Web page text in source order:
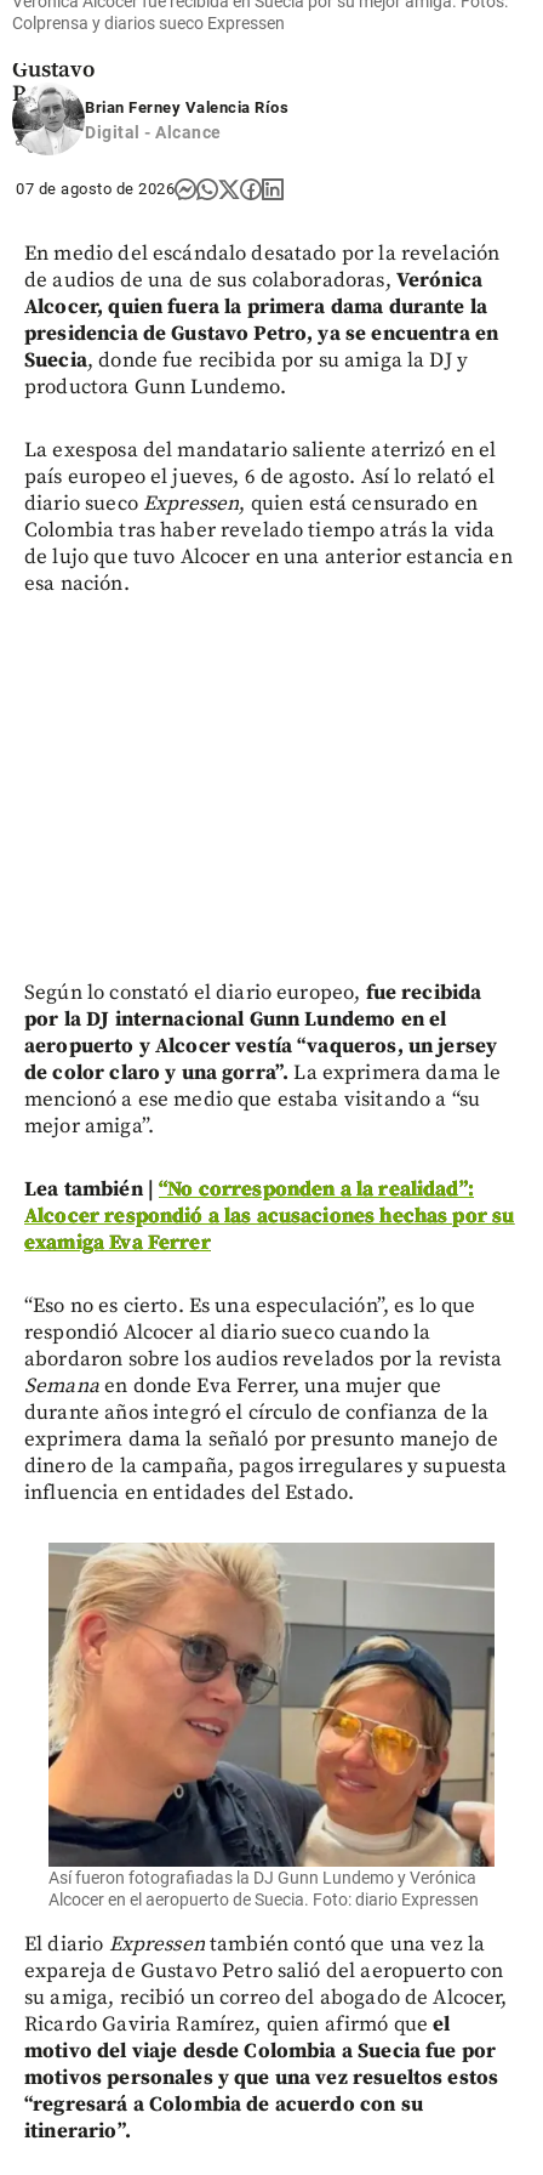
el legado
Gustavo
Petro
share
Colprensa y diarios sueco Expressen
Brian Ferney Valencia Ríos
Digital - Alcance
07 de agosto de 2026
En medio del escándalo desatado por la revelación
de audios de una de sus colaboradoras, Verónica
Alcocer, quien fuera la primera dama durante la
presidencia de Gustavo Petro, ya se encuentra en
Suecia, donde fue recibida por su amiga la DJ y
productora Gunn Lundemo.
La exesposa del mandatario saliente aterrizó en el
país europeo el jueves, 6 de agosto. Así lo relató el
diario suecoExpressen, quien está censurado en
Colombia tras haber revelado tiempo atrás la vida
de lujo que tuvo Alcocer en una anterior estancia en
esa nación.
Según lo constató el diario europeo, fue recibida
por la DJ internacional Gunn Lundemo en el
aeropuerto y Alcocer vestía “vaqueros, un jersey
de color claro y una gorra”. La exprimera dama le
mencionó a ese medio que estaba visitando a “su
mejor amiga”.
Lea también |“No corresponden a la realidad”:
Alcocer respondió a las acusaciones hechas por su
examiga Eva Ferrer
“Eso no es cierto. Es una especulación”, es lo que
respondió Alcocer al diario sueco cuando la
abordaron sobre los audios revelados por la revista
Semanaen donde Eva Ferrer, una mujer que
durante años integró el círculo de confianza de la
exprimera dama la señaló por presunto manejo de
dinero de la campaña, pagos irregulares y supuesta
influencia en entidades del Estado.
Así fueron fotografiadas la DJ Gunn Lundemo y Verónica
Alcocer en el aeropuerto de Suecia. Foto: diario Expressen
El diario Expressentambién contó que una vez la
expareja de Gustavo Petro salió del aeropuerto con
su amiga, recibió un correo del abogado de Alcocer,
Ricardo Gaviria Ramírez, quien afirmó queel
motivo del viaje desde Colombia a Suecia fue por
motivos personales y que una vez resueltos estos
“regresará a Colombia de acuerdo con su
itinerario”.